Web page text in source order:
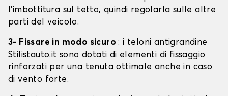
l'imbottitura sul tetto, quindi regolarla sulle altre
parti del veicolo.
3- Fissare in modo sicuro: i teloni antigrandine
Stilistauto.it sono dotati di elementi di fissaggio
rinforzati per una tenuta ottimale anche in caso
di vento forte.